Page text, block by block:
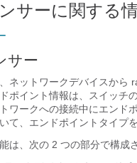
サーに関する
サー
ネットワークデバイスから
ポイント情報は、スイッチ
ワークへの接続中にエンド
て、エンドポイントタイプ
は、次の 2 つの部分で構成